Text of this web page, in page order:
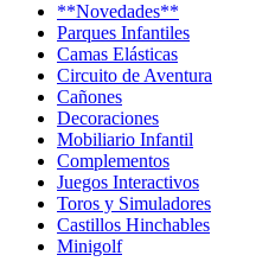
**Novedades**
Parques Infantiles
Camas Elásticas
Circuito de Aventura
Cañones
Decoraciones
Mobiliario Infantil
Complementos
Juegos Interactivos
Toros y Simuladores
Castillos Hinchables
Minigolf